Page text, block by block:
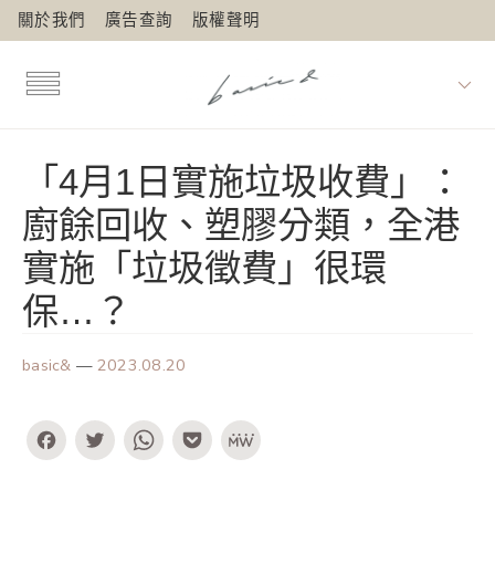
關於我們 廣告查詢 版權聲明
「4月1日實施垃圾收費」：
廚餘回收、塑膠分類，全港
實施「垃圾徵費」很環
保…？
basic& — 2023.08.20
FacebookTwitterWhatsApp
Pocket